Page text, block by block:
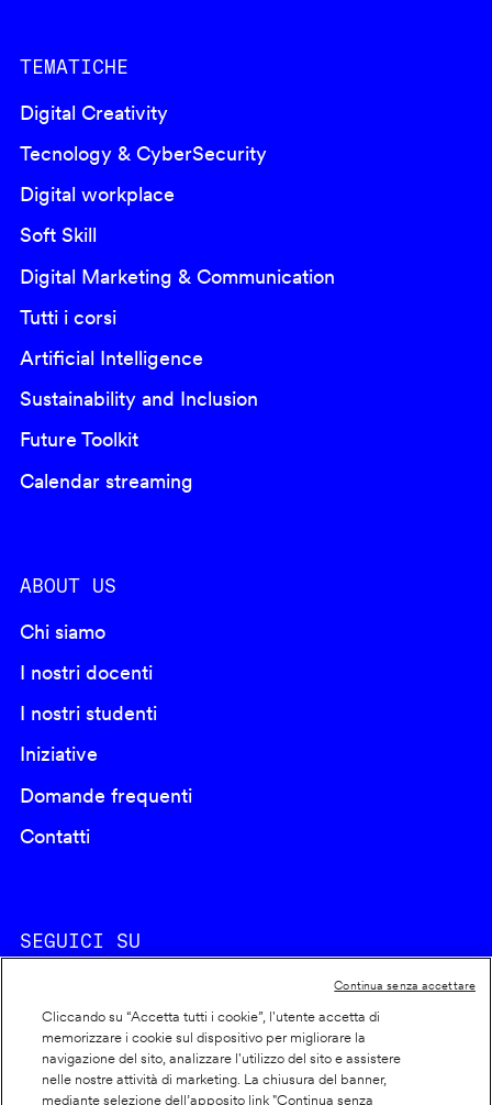
TEMATICHE
Digital Creativity
Tecnology & CyberSecurity
Digital workplace
Soft Skill
Digital Marketing & Communication
Tutti i corsi
Artificial Intelligence
Sustainability and Inclusion
Future Toolkit
Calendar streaming
ABOUT US
Chi siamo
I nostri docenti
I nostri studenti
Iniziative
Domande frequenti
Contatti
SEGUICI SU
Cookie policy
Cliccando su “Accetta tutti i cookie”, l'utente accetta di
memorizzare i cookie sul dispositivo per migliorare la
navigazione del sito, analizzare l'utilizzo del sito e assistere
nelle nostre attività di marketing. La chiusura del banner,
mediante selezione dell’apposito link "Continua senza
Continua senza accettare